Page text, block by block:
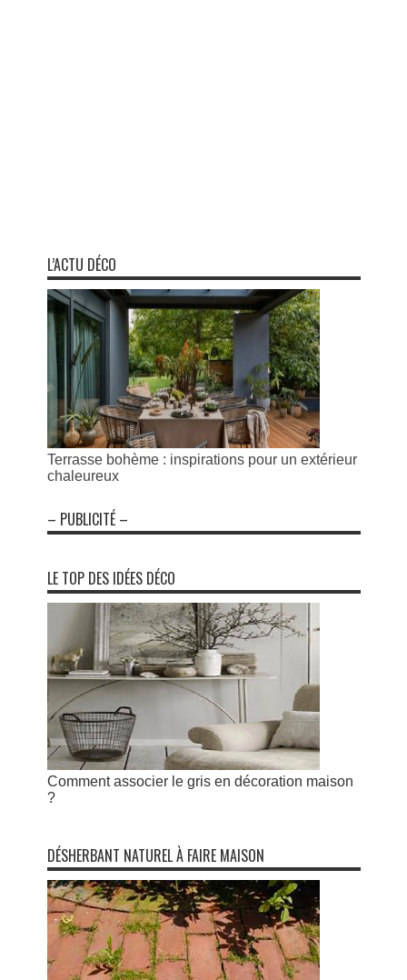
L’ACTU DÉCO
Terrasse bohème : inspirations pour un extérieur
chaleureux
– PUBLICITÉ –
LE TOP DES IDÉES DÉCO
Comment associer le gris en décoration maison
?
DÉSHERBANT NATUREL À FAIRE MAISON